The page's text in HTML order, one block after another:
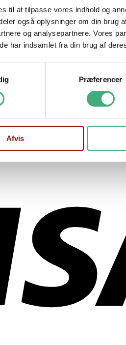
til at tilpasse vores indhold og
også oplysninger om din brug
og analysepartnere. Vores
har indsamlet fra din brug af
Præferencer
Afvis